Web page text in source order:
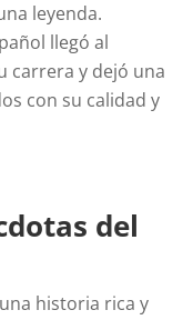
leyenda.
llegó al
carrera y dejó una
con su calidad y
del
historia rica y